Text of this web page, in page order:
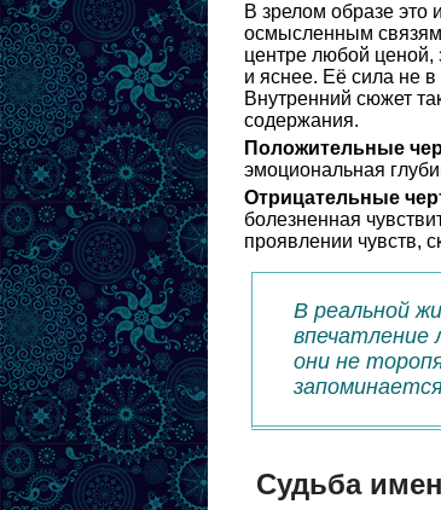
В зрелом образе это
осмысленным связям
центре любой ценой,
и яснее. Её сила не
Внутренний сюжет
содержания.
Положительные
эмоциональная
Отрицательные
болезненная
проявлении чувств,
В реальной
впечатление
они не
Судьба